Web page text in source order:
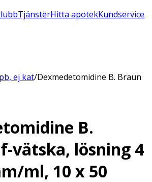
TjänsterHitta apotekKundservice
ej kat/Dexmedetomidine B. Braun
B.
vätska, lösning 4
ml, 10 x 50